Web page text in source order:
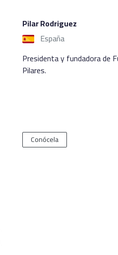
Pilar Rodriguez
España
Presidenta y fundadora de
Pilares.
Conócela